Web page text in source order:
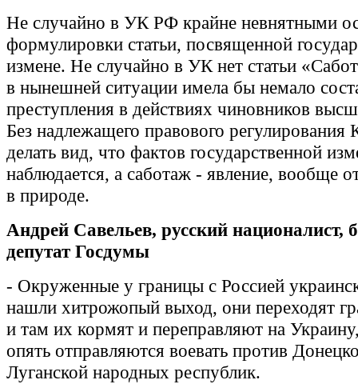
Не случайно в УК РФ крайне невнятными
формулировки статьи, посвященной
измене. Не случайно в УК нет статьи
в нынешней ситуации имела бы немало
преступления в действиях чиновников
Без надлежащего правового
делать вид, что фактов государственной
наблюдается, а саботаж - явление, вообще
в природе.
Андрей Савельев, русский националист,
депутат Госдумы
- Окруженные у границы с Россией
нашли хитрожопый выход, они переходят
и там их кормят и переправляют на
опять отправляются воевать против
Луганской народных республик.